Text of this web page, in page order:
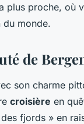
plus proche, où
du monde.
de
son charme
croisière en
fjords » en